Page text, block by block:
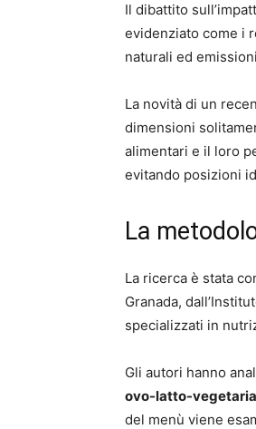
Il dibattito
evidenziato come i
naturali ed
La novità di un
dimensioni
alimentari e il loro
evitando posizioni
La
La ricerca è stata
Granada,
specializzati in
Gli autori hanno
ovo-latto-
del menù viene